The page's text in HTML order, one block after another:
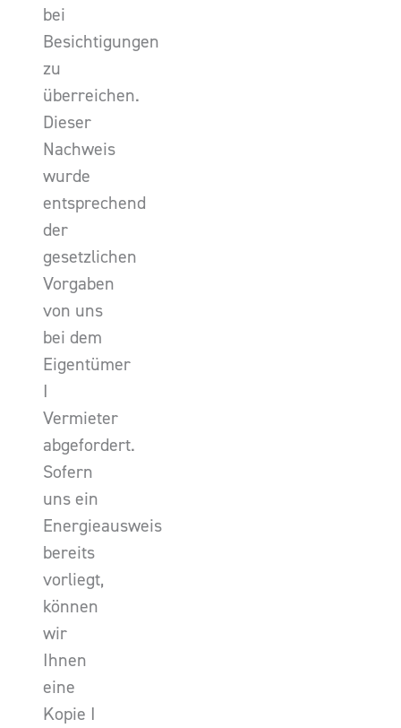
bei
Besichtigungen
zu
überreichen.
Dieser
Nachweis
wurde
entsprechend
der
gesetzlichen
Vorgaben
von uns
bei dem
Eigentümer
I
Vermieter
abgefordert.
Sofern
uns ein
Energieausweis
bereits
vorliegt,
können
wir
Ihnen
eine
Kopie I